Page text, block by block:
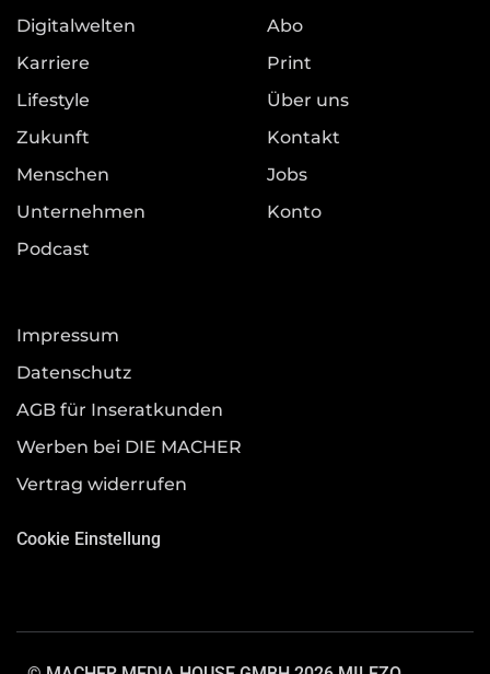
Digitalwelten
Karriere
Lifestyle
Zukunft
Menschen
Unternehmen
Podcast
Abo
Print
Über uns
Kontakt
Jobs
Konto
Impressum
Datenschutz
AGB für Inseratkunden
Werben bei DIE MACHER
Vertrag widerrufen
Cookie Einstellung